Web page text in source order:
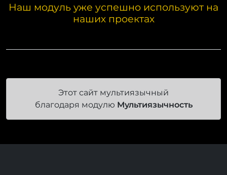
Наш модуль уже успешно используют на
наших проектах
Этот сайт мультиязычный
благодаря модулю Мультиязычность